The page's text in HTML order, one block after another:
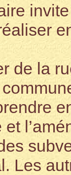
de la
Les